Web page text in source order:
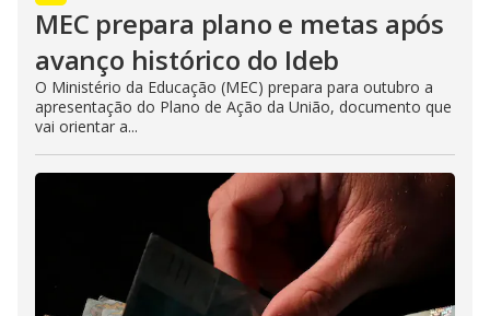
MEC prepara plano e metas após
avanço histórico do Ideb
O Ministério da Educação (MEC) prepara para outubro a
apresentação do Plano de Ação da União, documento que
vai orientar a...